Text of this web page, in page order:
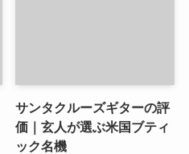
サンタクルーズギターの評
価｜玄人が選ぶ米国ブティ
ック名機